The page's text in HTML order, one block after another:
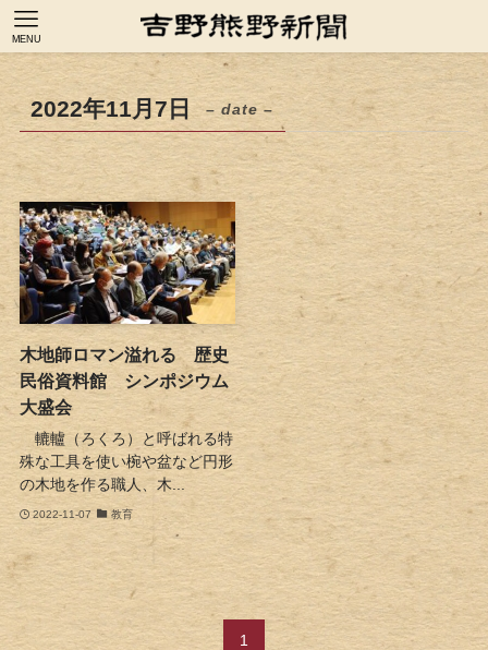
MENU
2022年11月7日 – date –
木地師ロマン溢れる 歴史
民俗資料館 シンポジウム
大盛会
轆轤（ろくろ）と呼ばれる特
殊な工具を使い椀や盆など円形
の木地を作る職人、木...
2022-11-07 教育
1